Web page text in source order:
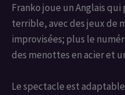
Franko joue un Anglais qui
terrible, avec des jeux de
improvisées; plus le
des menottes en acier et
Le spectacle est